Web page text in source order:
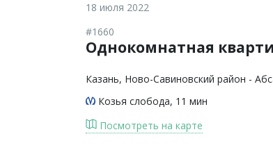
18 июля 2022
Однокомнатная
#1660
Казань, Ново-Савиновский район -
Козья слобода, 11 мин
Посмотреть на карте